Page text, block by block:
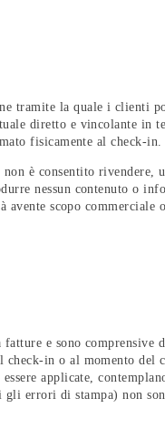
tramite la quale i clienti
diretto e vincolante in
fisicamente al check-in.
è consentito rivendere,
nessun contenuto o
scopo commerciale
e sono comprensive
check-in o al momento
applicate,
gli errori di stampa) non